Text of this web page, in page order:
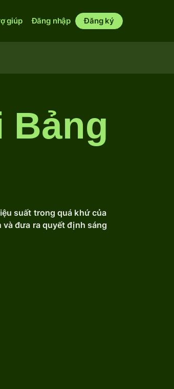
giúp Đăng nhập Đăng ký
Bảng
suất trong quá khứ của
và đưa ra quyết định sáng